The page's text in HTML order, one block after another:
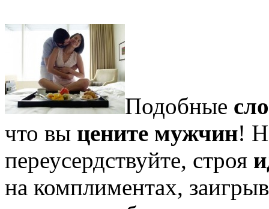
Подобные
что вы цените мужчин!
переусердствуйте, строя
на комплиментах,